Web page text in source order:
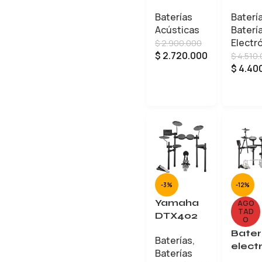
r ST52H4
SEM
Azul+Bas
es
Baterías
Acústicas
$2.900.000
$ 2.720.000 $
$
-3%
Yamaha
DTX402
Baterías,
Baterías
-12%
AGO
TAD
O